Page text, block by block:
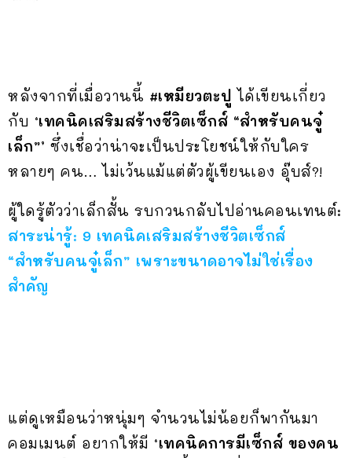
หลังจากที่เมื่อวานนี้ #เหมียวตะปู ได้เขียนเกี่ยว
กับ ‘เทคนิคเสริมสร้างชีวิตเซ็กส์ “สำหรับคนจู๋
เล็ก”’ ซึ่งเชื่อว่าน่าจะเป็นประโยชน์ให้กับใคร
หลายๆ คน… ไม่เว้นแม้แต่ตัวผู้เขียนเอง อุ๊บส์?!
ผู้ใดรู้ตัวว่าเล็กสั้น รบกวนกลับไปอ่านคอนเทนต์:
สาระน่ารู้: 9 เทคนิคเสริมสร้างชีวิตเซ็กส์
“สำหรับคนจู๋เล็ก” เพราะขนาดอาจไม่ใช่เรื่อง
สำคัญ
แต่ดูเหมือนว่าหนุ่มๆ จำนวนไม่น้อยก็พากันมา
คอมเมนต์ อยากให้มี ‘เทคนิคการมีเซ็กส์ ของคน